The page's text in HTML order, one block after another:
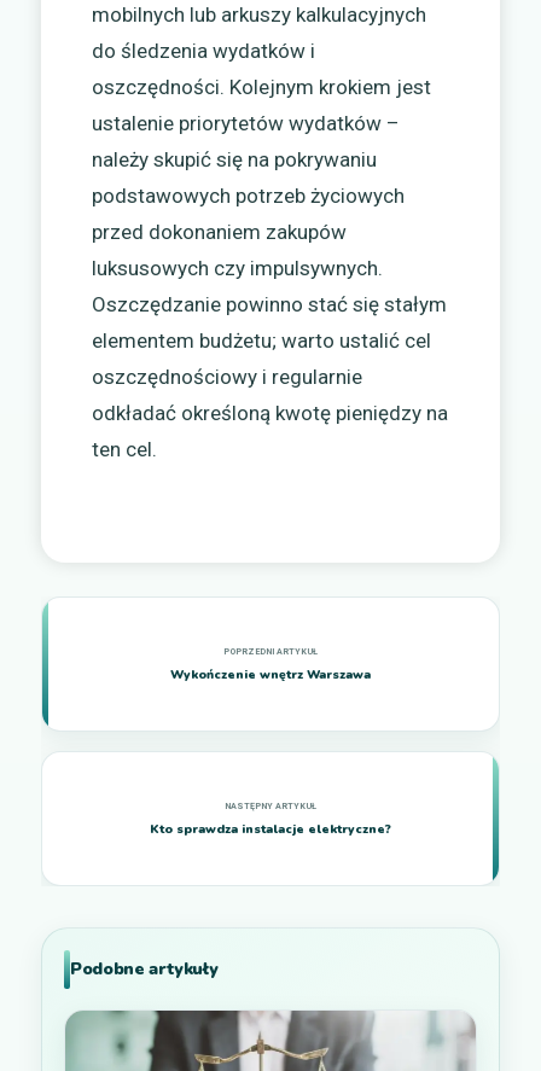
mobilnych lub arkuszy kalkulacyjnych
do śledzenia wydatków i
oszczędności. Kolejnym krokiem jest
ustalenie priorytetów wydatków –
należy skupić się na pokrywaniu
podstawowych potrzeb życiowych
przed dokonaniem zakupów
luksusowych czy impulsywnych.
Oszczędzanie powinno stać się stałym
elementem budżetu; warto ustalić cel
oszczędnościowy i regularnie
odkładać określoną kwotę pieniędzy na
ten cel.
Wykończenie wnętrz Warszawa
Kto sprawdza instalacje elektryczne?
Podobne artykuły